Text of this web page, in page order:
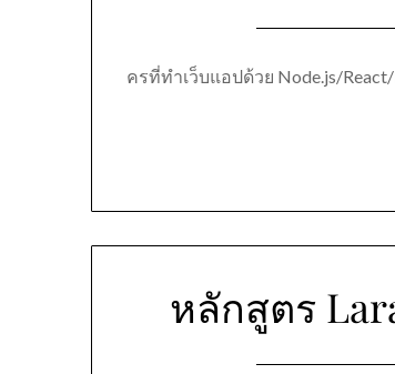
ครที่ทำเว็บแอปด้วย Node.js/
หลักสูตร